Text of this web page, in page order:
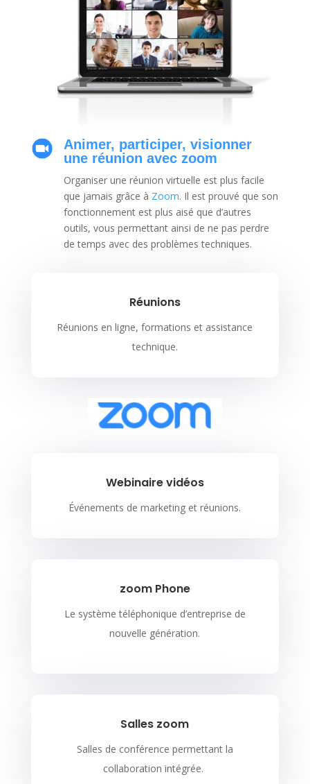
Animer, participer, visionner
une réunion avec zoom
Organiser une réunion virtuelle est plus facile
que jamais grâce à Zoom. Il est prouvé que son
fonctionnement est plus aisé que d’autres
outils, vous permettant ainsi de ne pas perdre
de temps avec des problèmes techniques.
Réunions
Réunions en ligne, formations et assistance
technique.
Webinaire vidéos
Événements de marketing et réunions.
zoom Phone
Le système téléphonique d’entreprise de
nouvelle génération.
Salles zoom
Salles de conférence permettant la
collaboration intégrée.